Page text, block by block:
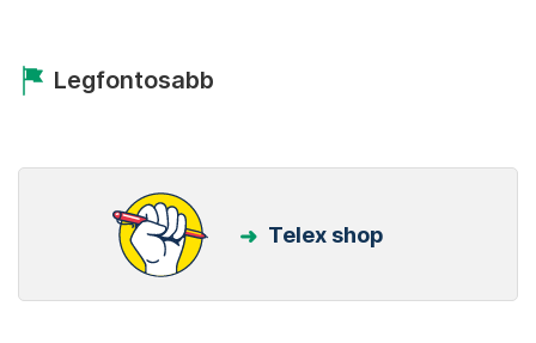
Legfontosabb
Telex shop